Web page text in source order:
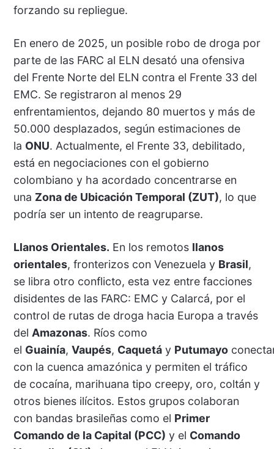
forzando su repliegue.
En enero de 2025, un posible robo de droga por
parte de las FARC al ELN desató una ofensiva
del Frente Norte del ELN contra el Frente 33 del
EMC. Se registraron al menos 29
enfrentamientos, dejando 80 muertos y más de
50.000 desplazados, según estimaciones de
la ONU. Actualmente, el Frente 33, debilitado,
está en negociaciones con el gobierno
colombiano y ha acordado concentrarse en
una Zona de Ubicación Temporal (ZUT), lo que
podría ser un intento de reagruparse.
Llanos Orientales. En los remotos llanos
orientales, fronterizos con Venezuela y Brasil,
se libra otro conflicto, esta vez entre facciones
disidentes de las FARC: EMC y Calarcá, por el
control de rutas de droga hacia Europa a través
del Amazonas. Ríos como
el Guainía, Vaupés, Caquetáy Putumayo
con la cuenca amazónica y permiten el tráfico
de cocaína, marihuana tipo creepy, oro, coltán y
otros bienes ilícitos. Estos grupos colaboran
con bandas brasileñas como el Primer
Comando de la Capital (PCC) y el Comando